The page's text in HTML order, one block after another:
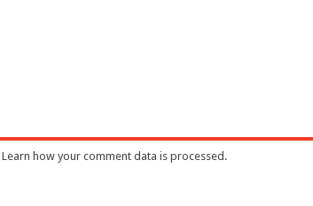
Learn how your comment data is processed .